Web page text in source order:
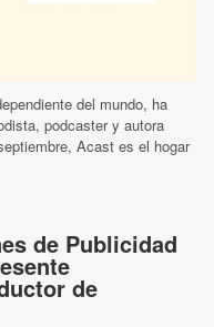
del mundo, ha
podcaster y autora
Acast es el hogar
de Publicidad
de